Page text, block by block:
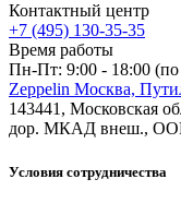
Контактный центр
+7 (495) 130-35-35
Время работы
Пн-Пт: 9:00 - 18:00
Zeppelin Москва,
143441, Московская
дор. МКАД внеш.,
Условия сотрудничества